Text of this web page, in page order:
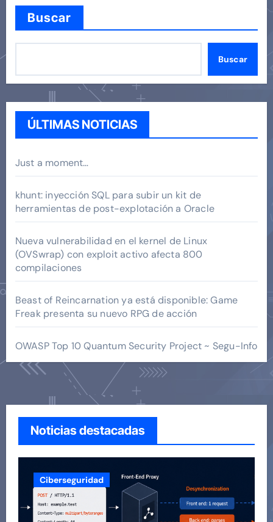
Buscar
Buscar
ÚLTIMAS NOTICIAS
Just a moment…
khunt: inyección SQL para subir un kit de
herramientas de post-explotación a Oracle
Nueva vulnerabilidad en el kernel de Linux
(OVSwrap) con exploit activo afecta 800
compilaciones
Beast of Reincarnation ya está disponible: Game
Freak presenta su nuevo RPG de acción
OWASP Top 10 Quantum Security Project ~ Segu-Info
Noticias destacadas
Ciberseguridad